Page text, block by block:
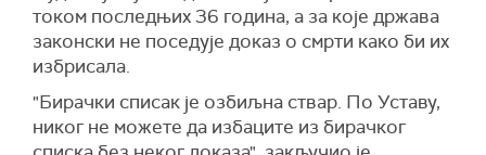
током последњих 36 година, а за које држава
законски не поседује доказ о смрти како би их
избрисала.
"Бирачки списак је озбиљна ствар. По Уставу,
никог не можете да избаците из бирачког